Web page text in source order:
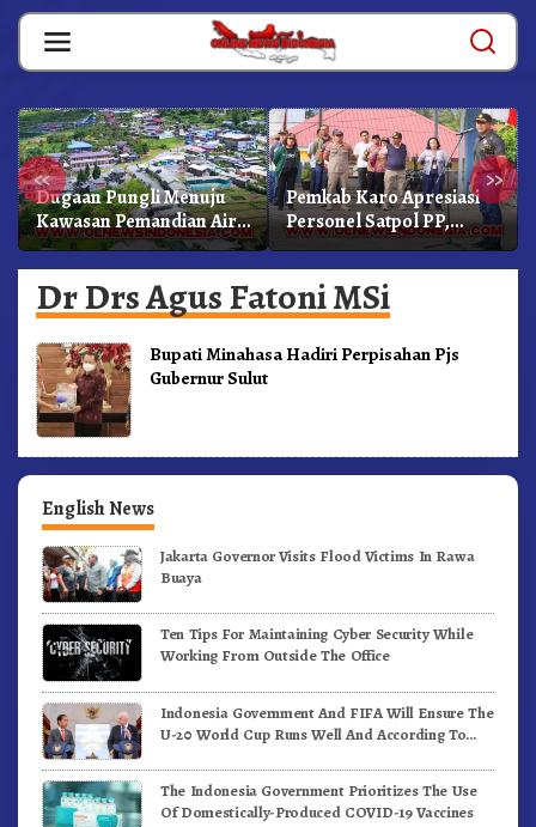
Skip
content
« »
Dugaan Pungli Menuju
Kawasan Pemandian Air
Panas Semangat Gunung
– Doulu Foto Dan
Videokan!
Pemkab Karo Apresiasi
Personel Satpol PP,
Linmas, Dan Pemadam
Kebakaran
Dr Drs Agus Fatoni MSi
Bupati Minahasa Hadiri Perpisahan Pjs
Gubernur Sulut
English News
Jakarta Governor Visits Flood Victims In Rawa
Buaya
Ten Tips For Maintaining Cyber Security While
Working From Outside The Office
Indonesia Government And FIFA Will Ensure The
U-20 World Cup Runs Well And According To
The Indonesia Government Prioritizes The Use
Of Domestically-Produced COVID-19 Vaccines